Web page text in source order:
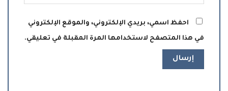
احفظ اسمي، بريدي الإلكتروني، والموقع الإلكتروني
في هذا المتصفح لاستخدامها المرة المقبلة في تعليقي.